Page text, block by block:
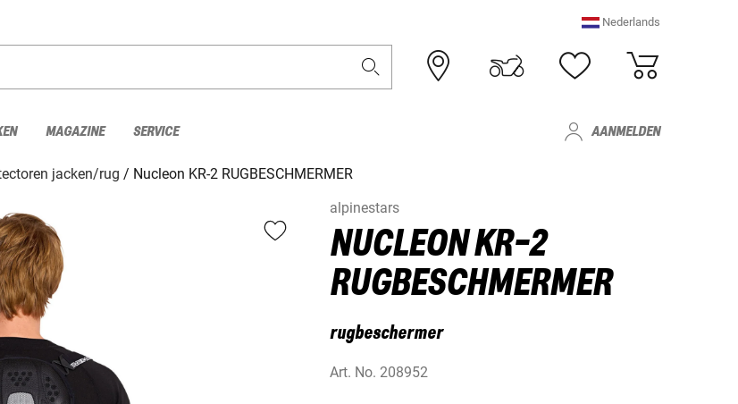
Nederlands
MAGAZINE SERVICE AANMELDEN
jacken/rug
Nucleon KR-2 RUGBESCHMERMER
alpinestars
NUCLEON KR-2
RUGBESCHMERMER
rugbeschermer
Art. No. 208952